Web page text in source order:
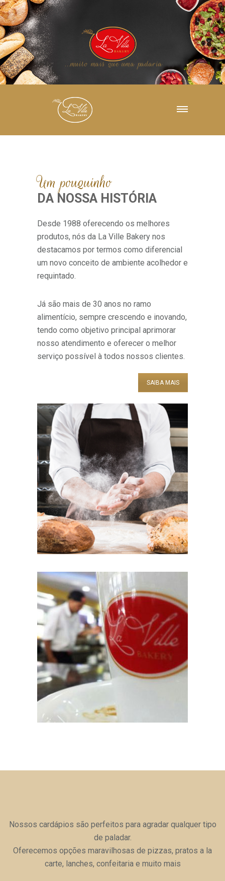
...muito mais que uma padaria
Um pouquinho
DA NOSSA HISTÓRIA
Desde 1988 oferecendo os melhores
produtos, nós da La Ville Bakery nos
destacamos por termos como diferencial
um novo conceito de ambiente acolhedor e
requintado.
Já são mais de 30 anos no ramo
alimentício, sempre crescendo e inovando,
tendo como objetivo principal aprimorar
nosso atendimento e oferecer o melhor
serviço possível à todos nossos clientes.
SAIBA MAIS
Nossos cardápios são perfeitos para agradar qualquer tipo
de paladar.
Oferecemos opções maravilhosas de pizzas, pratos a la
carte, lanches, confeitaria e muito mais